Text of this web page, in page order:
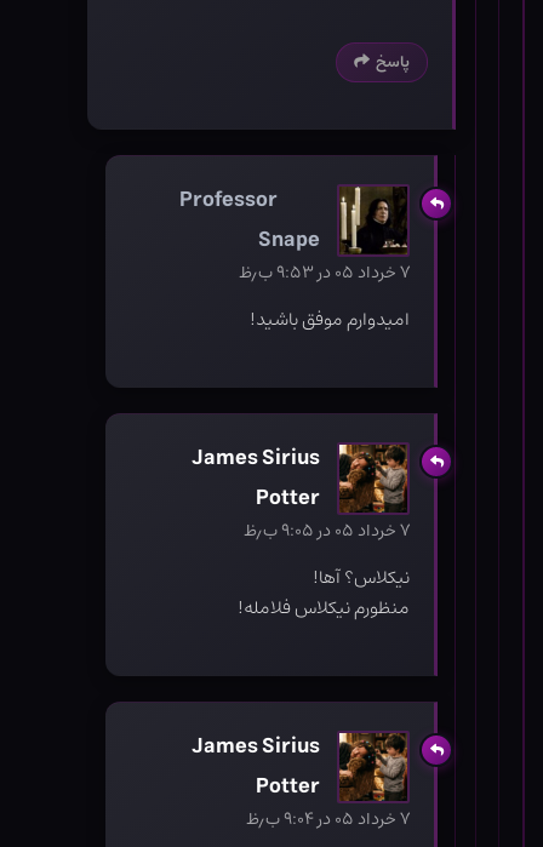
پاسخ
Professor
Snape
۷ خرداد ۰۵ در ۹:۵۳ ب٫ظ
امیدوارم موفق باشید!
James Sirius
Potter
۷ خرداد ۰۵ در ۹:۰۵ ب٫ظ
نیکلاس؟ آها!
منظورم نیکلاس فلامله!
James Sirius
Potter
۷ خرداد ۰۵ در ۹:۰۴ ب٫ظ